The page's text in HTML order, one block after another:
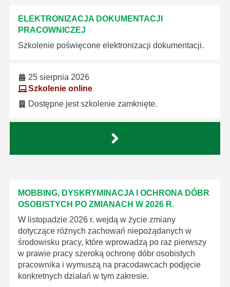
ELEKTRONIZACJA DOKUMENTACJI
PRACOWNICZEJ
Szkolenie poświęcone elektronizacji dokumentacji.
25 sierpnia 2026
Szkolenie online
Dostępne jest szkolenie zamknięte.
MOBBING, DYSKRYMINACJA I OCHRONA DÓBR
OSOBISTYCH PO ZMIANACH W 2026 R.
W listopadzie 2026 r. wejdą w życie zmiany
dotyczące różnych zachowań niepożądanych w
środowisku pracy, które wprowadzą po raz pierwszy
w prawie pracy szeroką ochronę dóbr osobistych
pracownika i wymuszą na pracodawcach podjęcie
konkretnych działań w tym zakresie.